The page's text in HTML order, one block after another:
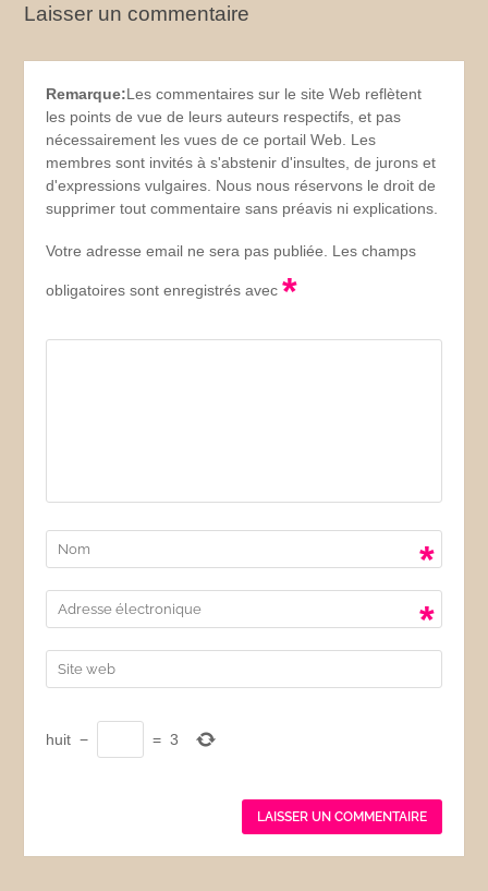
Laisser un commentaire
Remarque:Les commentaires sur le site Web reflètent
les points de vue de leurs auteurs respectifs, et pas
nécessairement les vues de ce portail Web. Les
membres sont invités à s'abstenir d'insultes, de jurons et
d'expressions vulgaires. Nous nous réservons le droit de
supprimer tout commentaire sans préavis ni explications.
Votre adresse email ne sera pas publiée. Les champs
obligatoires sont enregistrés avec*
*
*
huit − = 3